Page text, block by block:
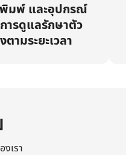
มพ์ และอุปกรณ์
ารดูแลรักษาตัว
ตามระยะเวลา
เรา